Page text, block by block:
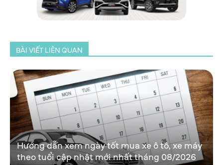
BÀI VIẾT LIÊN QUAN
Hướng dẫn xem ngày tốt mua xe ô tô, xe máy
theo tuổi cập nhật mới nhất tháng 08/2026